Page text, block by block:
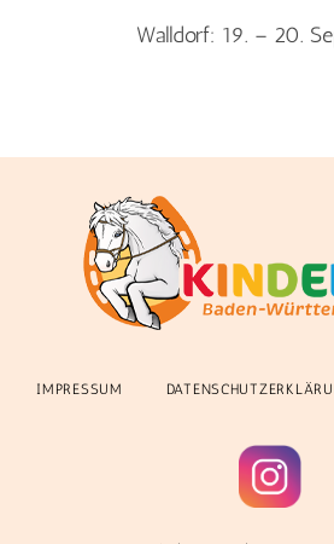
Walldorf: 19. – 20.
IMPRESSUM